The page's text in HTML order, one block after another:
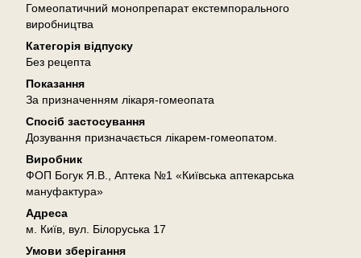
Гомеопатичний монопрепарат екстемпорального
виробництва
Категорія відпуску
Без рецепта
Показання
За призначенням лікаря-гомеопата
Спосіб застосування
Дозування призначається лікарем-гомеопатом.
Виробник
ФОП Богук Я.В., Аптека №1 «Київська аптекарська
мануфактура»
Адреса
м. Київ, вул. Білоруська 17
Умови зберігання